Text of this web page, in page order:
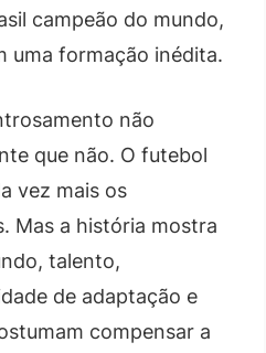
campeão do mundo,
uma formação inédita.
não
que não. O futebol
vez mais os
Mas a história mostra
talento,
de adaptação e
compensar a